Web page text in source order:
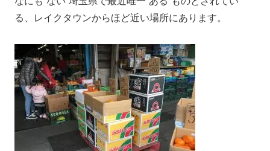
る、レイクタウンからほど近い場所にあります。